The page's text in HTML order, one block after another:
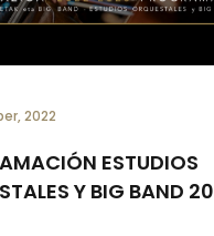
2022
ESTUDIOS
Y BIG BAND